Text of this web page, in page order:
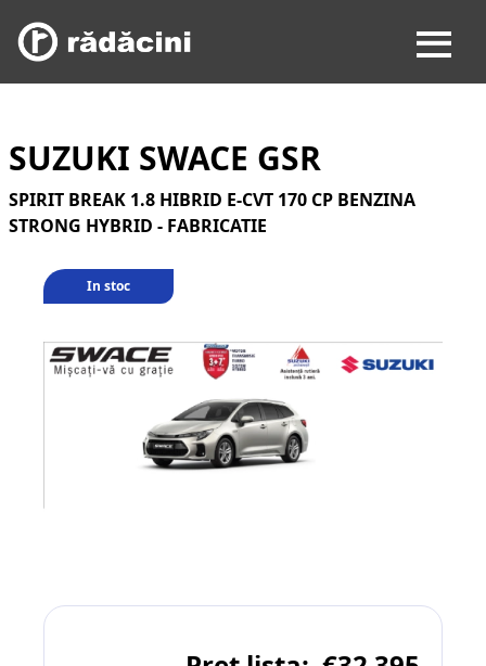
SUZUKI SWACE GSR
SPIRIT BREAK 1.8 HIBRID E-CVT 170 CP BENZINA
STRONG HYBRID - FABRICATIE
In stoc